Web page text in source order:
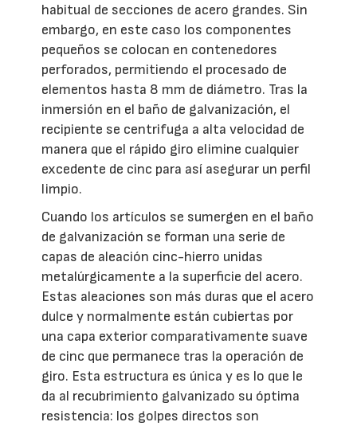
habitual de secciones de acero grandes. Sin
embargo, en este caso los componentes
pequeños se colocan en contenedores
perforados, permitiendo el procesado de
elementos hasta 8 mm de diámetro. Tras la
inmersión en el baño de galvanización, el
recipiente se centrifuga a alta velocidad de
manera que el rápido giro elimine cualquier
excedente de cinc para así asegurar un perfil
limpio.
Cuando los artículos se sumergen en el baño
de galvanización se forman una serie de
capas de aleación cinc-hierro unidas
metalúrgicamente a la superficie del acero.
Estas aleaciones son más duras que el acero
dulce y normalmente están cubiertas por
una capa exterior comparativamente suave
de cinc que permanece tras la operación de
giro. Esta estructura es única y es lo que le
da al recubrimiento galvanizado su óptima
resistencia: los golpes directos son